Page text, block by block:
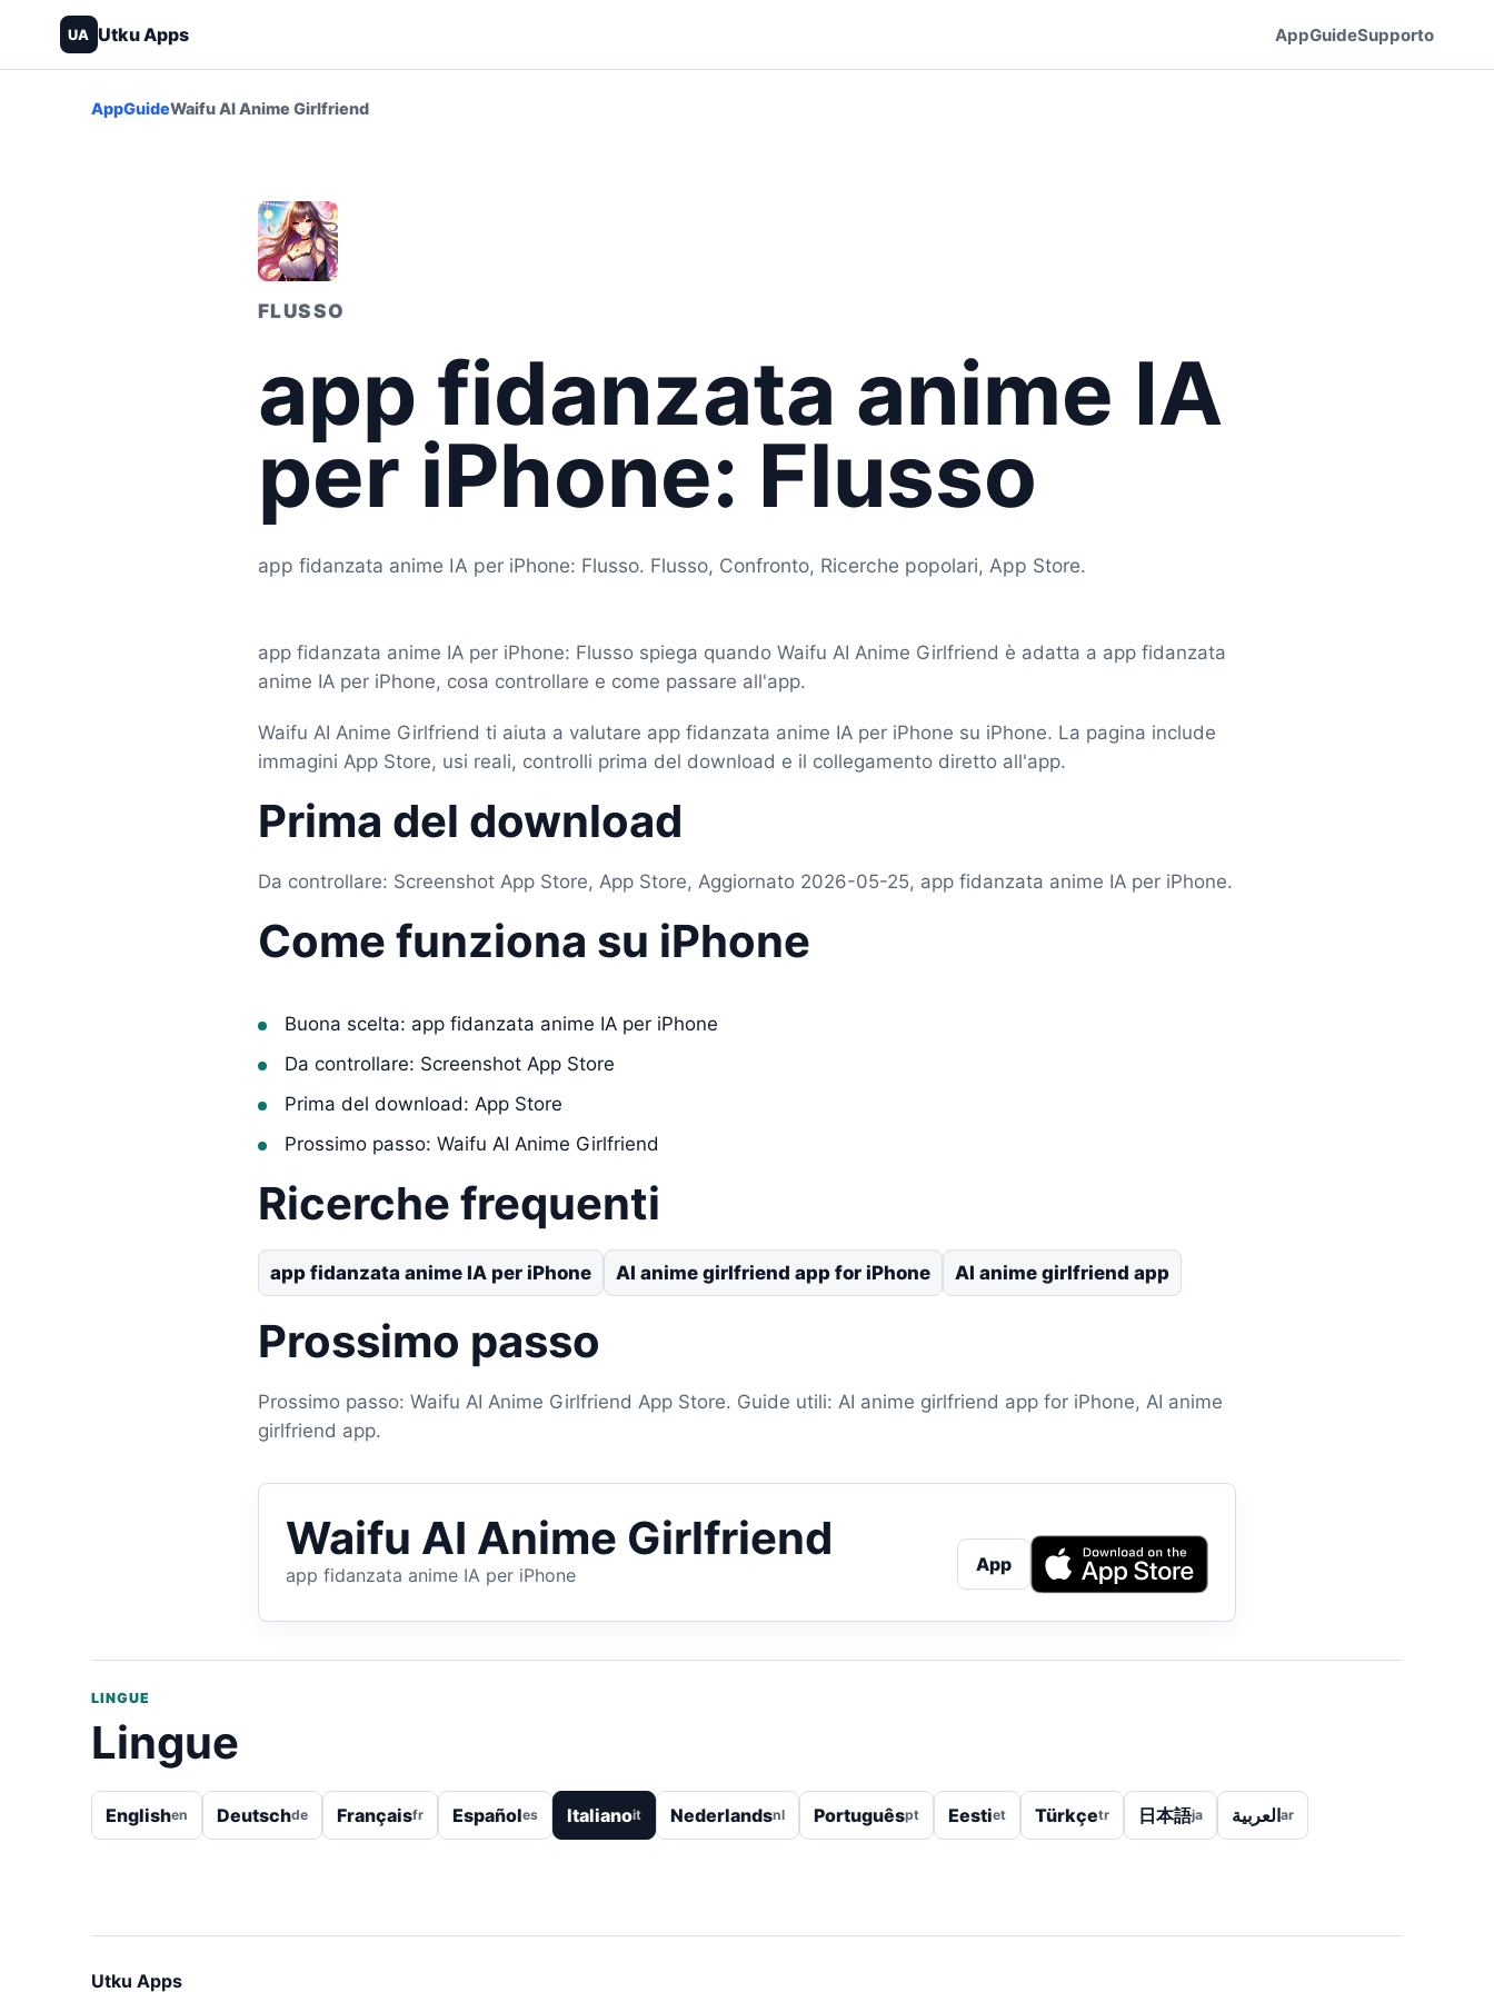
UA Utku Apps AppGuideSupporto
AppGuideWaifu AI Anime Girlfriend
FLUSSO
app fidanzata anime IA
per iPhone: Flusso
app fidanzata anime IA per iPhone: Flusso. Flusso, Confronto, Ricerche popolari, App Store.
app fidanzata anime IA per iPhone: Flusso spiega quando Waifu AI Anime Girlfriend è adatta a app fidanzata
anime IA per iPhone, cosa controllare e come passare all'app.
Waifu AI Anime Girlfriend ti aiuta a valutare app fidanzata anime IA per iPhone su iPhone. La pagina include
immagini App Store, usi reali, controlli prima del download e il collegamento diretto all'app.
Prima del download
Da controllare: Screenshot App Store, App Store, Aggiornato 2026-05-25, app fidanzata anime IA per iPhone.
Come funziona su iPhone
Buona scelta: app fidanzata anime IA per iPhone
Da controllare: Screenshot App Store
Prima del download: App Store
Prossimo passo: Waifu AI Anime Girlfriend
Ricerche frequenti
app fidanzata anime IA per iPhone AI anime girlfriend app for iPhone AI anime girlfriend app
Prossimo passo
Prossimo passo: Waifu AI Anime Girlfriend App Store. Guide utili: AI anime girlfriend app for iPhone, AI anime
girlfriend app.
Waifu AI Anime Girlfriend
app fidanzata anime IA per iPhone App
LINGUE
Lingue
Englishen Deutschde Françaisfr Españoles Italianoit Nederlandsnl Portuguêspt Eestiet Türkçetr 日本語ja العربيةar
Utku Apps